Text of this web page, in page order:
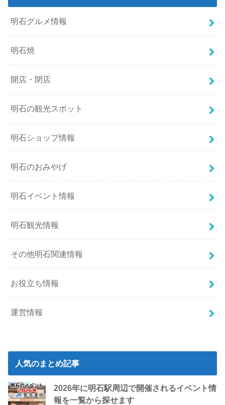
明石グルメ情報
明石焼
開店・閉店
明石の観光スポット
明石ショップ情報
明石のおみやげ
明石イベント情報
明石観光情報
その他明石関連情報
お役立ち情報
運営情報
人気のまとめ記事
2026年に明石駅周辺で開催されるイベント情
報を一覧から探せます